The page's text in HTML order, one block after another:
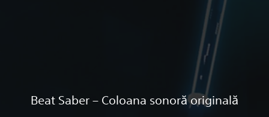
Beat Saber – Coloana sonoră originală